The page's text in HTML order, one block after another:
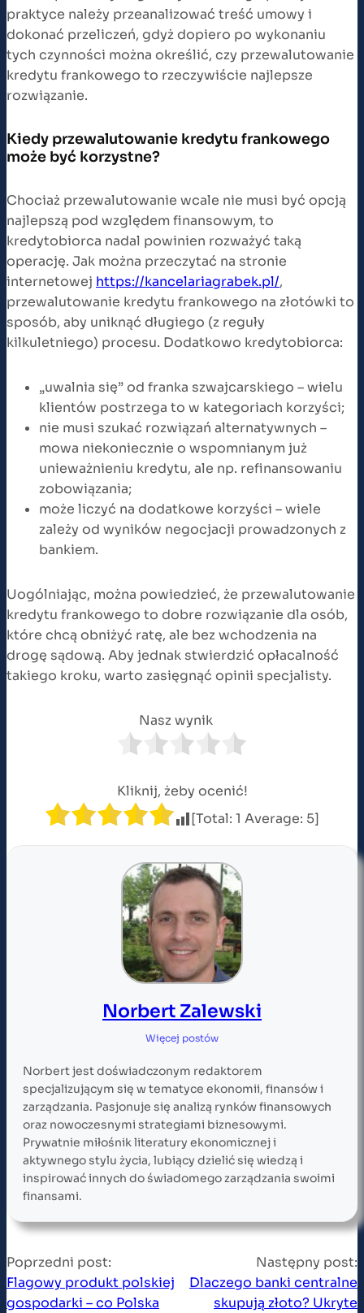
praktyce należy przeanalizować treść umowy i
dokonać przeliczeń, gdyż dopiero po wykonaniu
tych czynności można określić, czy przewalutowanie
kredytu frankowego to rzeczywiście najlepsze
rozwiązanie.
Kiedy przewalutowanie kredytu frankowego
może być korzystne?
Chociaż przewalutowanie wcale nie musi być opcją
najlepszą pod względem finansowym, to
kredytobiorca nadal powinien rozważyć taką
operację. Jak można przeczytać na stronie
internetowej https://kancelariagrabek.pl/,
przewalutowanie kredytu frankowego na złotówki to
sposób, aby uniknąć długiego (z reguły
kilkuletniego) procesu. Dodatkowo kredytobiorca:
„uwalnia się” od franka szwajcarskiego – wielu
klientów postrzega to w kategoriach korzyści;
nie musi szukać rozwiązań alternatywnych –
mowa niekoniecznie o wspomnianym już
unieważnieniu kredytu, ale np. refinansowaniu
zobowiązania;
może liczyć na dodatkowe korzyści – wiele
zależy od wyników negocjacji prowadzonych z
bankiem.
Uogólniając, można powiedzieć, że przewalutowanie
kredytu frankowego to dobre rozwiązanie dla osób,
które chcą obniżyć ratę, ale bez wchodzenia na
drogę sądową. Aby jednak stwierdzić opłacalność
takiego kroku, warto zasięgnąć opinii specjalisty.
Nasz wynik
Kliknij, żeby ocenić!
[Total: 1 Average: 5]
Norbert Zalewski
Więcej postów
Norbert jest doświadczonym redaktorem
specjalizującym się w tematyce ekonomii, finansów i
zarządzania. Pasjonuje się analizą rynków finansowych
oraz nowoczesnymi strategiami biznesowymi.
Prywatnie miłośnik literatury ekonomicznej i
aktywnego stylu życia, lubiący dzielić się wiedzą i
inspirować innych do świadomego zarządzania swoimi
finansami.
Poprzedni post:
Flagowy produkt polskiej
gospodarki – co Polska
Następny post:
Dlaczego banki centralne
skupują złoto? Ukryte